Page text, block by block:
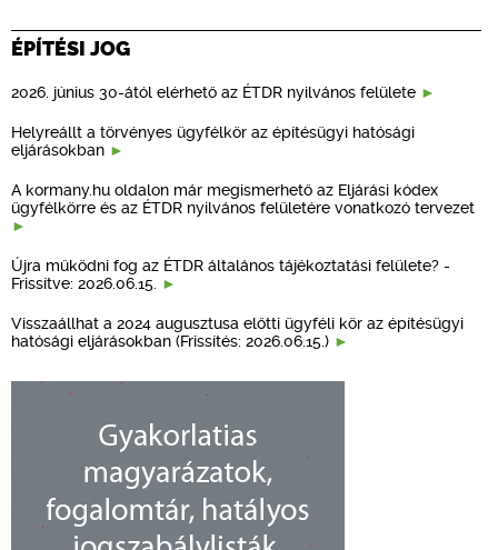
ÉPÍTÉSI JOG
2026. június 30-ától elérhető az ÉTDR nyilvános felülete
Helyreállt a törvényes ügyfélkör az építésügyi hatósági
eljárásokban
A kormany.hu oldalon már megismerhető az Eljárási kódex
ügyfélkörre és az ÉTDR nyilvános felületére vonatkozó tervezet
Újra működni fog az ÉTDR általános tájékoztatási felülete? -
Frissítve: 2026.06.15.
Visszaállhat a 2024 augusztusa előtti ügyféli kör az építésügyi
hatósági eljárásokban (Frissítés: 2026.06.15.)